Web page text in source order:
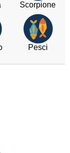
Scorpione
Pesci